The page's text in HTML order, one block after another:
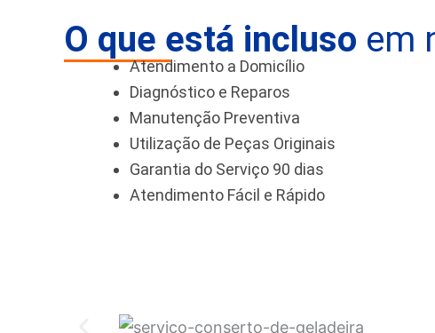
O que está incluso em
Atendimento a Domicílio
Diagnóstico e Reparos
Manutenção Preventiva
Utilização de Peças Originais
Garantia do Serviço 90 dias
Atendimento Fácil e Rápido